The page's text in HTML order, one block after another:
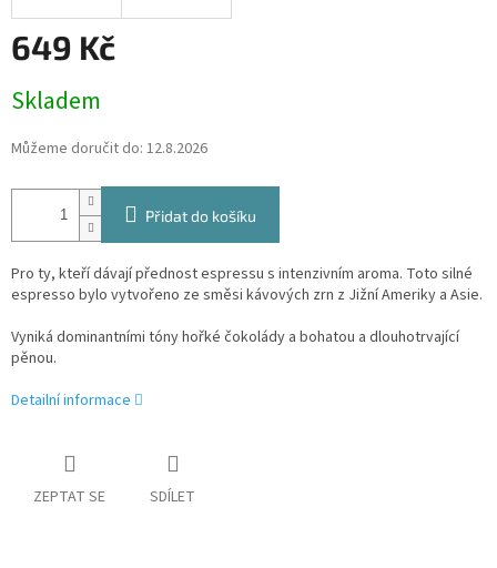
649 Kč
cena:
Skladem
Můžeme doručit do: 12.8.2026
Přidat do košíku
Pro ty, kteří dávají přednost espressu s intenzivním aroma. Toto silné
espresso bylo vytvořeno ze směsi kávových zrn z Jižní Ameriky a Asie.
Vyniká dominantními tóny hořké čokolády a bohatou a dlouhotrvající
pěnou.
Detailní informace
ZEPTAT SE SDÍLET